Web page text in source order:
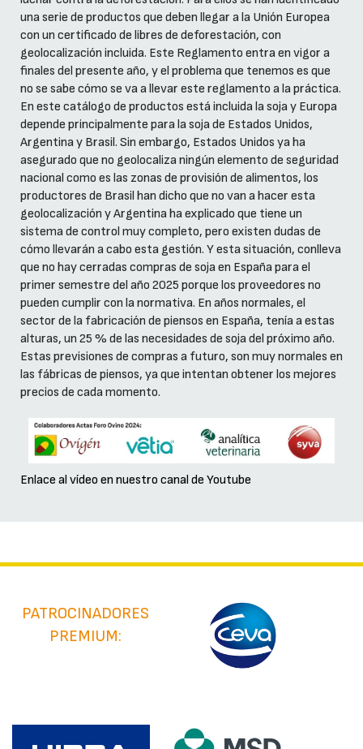
una serie de productos que deben llegar a la Unión Europea
con un certificado de libres de deforestación, con
geolocalización incluida. Este Reglamento entra en vigor a
finales del presente año, y el problema que tenemos es que
no se sabe cómo se va a llevar este reglamento a la práctica.
En este catálogo de productos está incluida la soja y Europa
depende principalmente para la soja de Estados Unidos,
Argentina y Brasil. Sin embargo, Estados Unidos ya ha
asegurado que no geolocaliza ningún elemento de seguridad
nacional como es las zonas de provisión de alimentos, los
productores de Brasil han dicho que no van a hacer esta
geolocalización y Argentina ha explicado que tiene un
sistema de control muy completo, pero existen dudas de
cómo llevarán a cabo esta gestión. Y esta situación, conlleva
que no hay cerradas compras de soja en España para el
primer semestre del año 2025 porque los proveedores no
pueden cumplir con la normativa. En años normales, el
sector de la fabricación de piensos en España, tenía a estas
alturas, un 25 % de las necesidades de soja del próximo año.
Estas previsiones de compras a futuro, son muy normales en
las fábricas de piensos, ya que intentan obtener los mejores
precios de cada momento.
Enlace al vídeo en nuestro canal de Youtube
PATROCINADORES
PREMIUM: